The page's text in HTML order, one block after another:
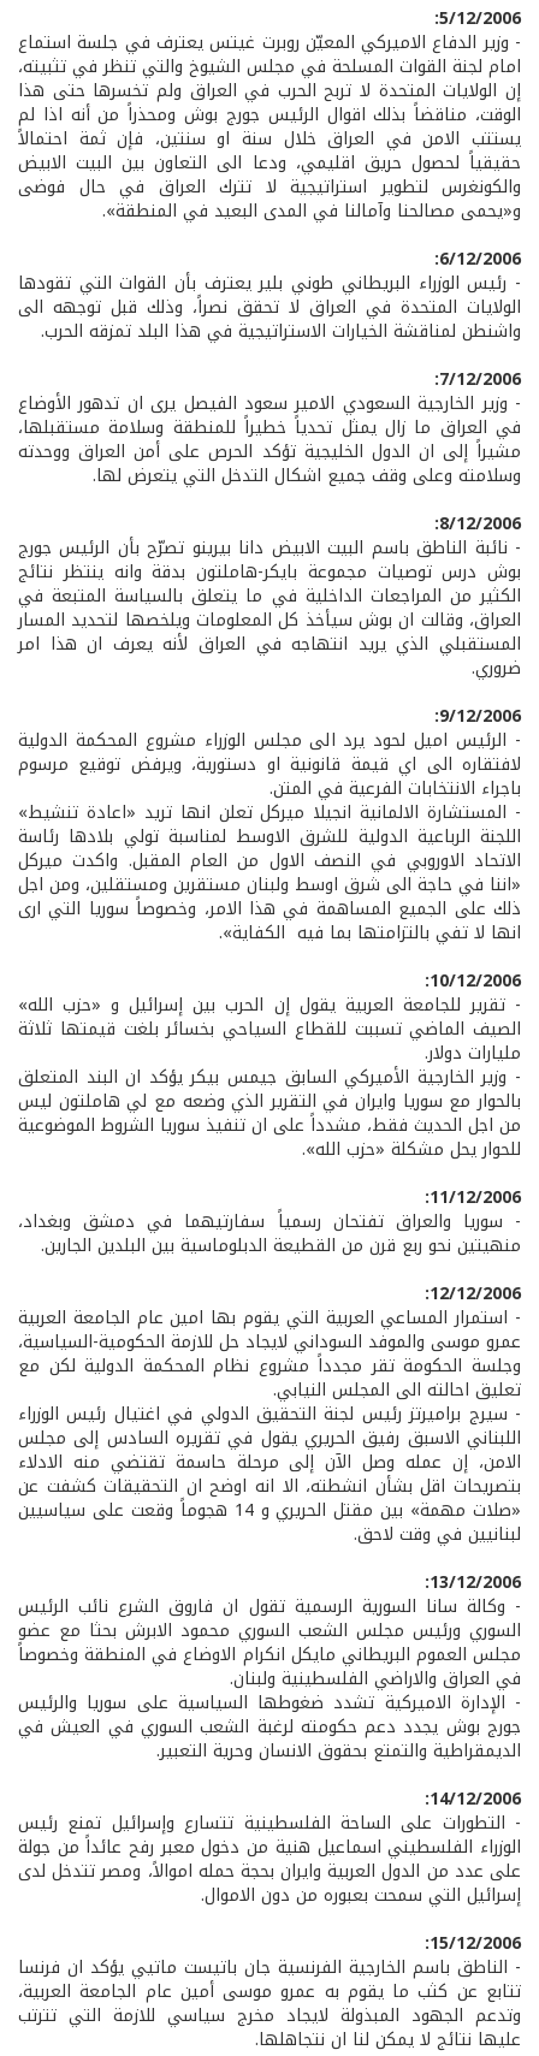
5/12/2006:
- وزير الدفاع الاميركي المعيّن روبرت غيتس يعترف في جلسة استماع
امام لجنة القوات المسلحة في مجلس الشيوخ والتي تنظر في تثبيته،
إن الولايات المتحدة لا تربح الحرب في العراق ولم تخسرها حتى هذا
الوقت، مناقضاً بذلك اقوال الرئيس جورج بوش ومحذراً من أنه اذا لم
يستتب الامن في العراق خلال سنة او سنتين، فإن ثمة احتمالاً
حقيقياً لحصول حريق اقليمي، ودعا الى التعاون بين البيت الابيض
والكونغرس لتطوير استراتيجية لا تترك العراق في حال فوضى
و«يحمى مصالحنا وآمالنا في المدى البعيد في المنطقة».
6/12/2006:
- رئيس الوزراء البريطاني طوني بلير يعترف بأن القوات التي تقودها
الولايات المتحدة في العراق لا تحقق نصراً، وذلك قبل توجهه الى
واشنطن لمناقشة الخيارات الاستراتيجية في هذا البلد تمزقه الحرب.
7/12/2006:
- وزير الخارجية السعودي الامير سعود الفيصل يرى ان تدهور الأوضاع
في العراق ما زال يمثل تحدياً خطيراً للمنطقة وسلامة مستقبلها،
مشيراً إلى ان الدول الخليجية تؤكد الحرص على أمن العراق ووحدته
وسلامته وعلى وقف جميع اشكال التدخل التي يتعرض لها.
8/12/2006:
- نائبة الناطق باسم البيت الابيض دانا بيرينو تصرّح بأن الرئيس جورج
بوش درس توصيات مجموعة بايكر-هاملتون بدقة وانه ينتظر نتائج
الكثير من المراجعات الداخلية في ما يتعلق بالسياسة المتبعة في
العراق، وقالت ان بوش سيأخذ كل المعلومات ويلخصها لتحديد المسار
المستقبلي الذي يريد انتهاجه في العراق لأنه يعرف ان هذا امر
ضروري.
9/12/2006:
- الرئيس اميل لحود يرد الى مجلس الوزراء مشروع المحكمة الدولية
لافتقاره الى اي قيمة قانونية او دستورية، ويرفض توقيع مرسوم
باجراء الانتخابات الفرعية في المتن.
- المستشارة الالمانية انجيلا ميركل تعلن انها تريد «اعادة تنشيط»
اللجنة الرباعية الدولية للشرق الاوسط لمناسبة تولي بلادها رئاسة
الاتحاد الاوروبي في النصف الاول من العام المقبل. واكدت ميركل
«اننا في حاجة الى شرق اوسط ولبنان مستقرين ومستقلين، ومن اجل
ذلك على الجميع المساهمة في هذا الامر، وخصوصاً سوريا التي ارى
انها لا تفي بالتزامتها بما فيه الكفاية».
10/12/2006:
- تقرير للجامعة العربية يقول إن الحرب بين إسرائيل و «حزب الله»
الصيف الماضي تسببت للقطاع السياحي بخسائر بلغت قيمتها ثلاثة
مليارات دولار.
- وزير الخارجية الأميركي السابق جيمس بيكر يؤكد ان البند المتعلق
بالحوار مع سوريا وايران في التقرير الذي وضعه مع لي هاملتون ليس
من اجل الحديث فقط، مشدداً على ان تنفيذ سوريا الشروط الموضوعية
للحوار يحل مشكلة «حزب الله».
11/12/2006:
- سوريا والعراق تفتحان رسمياً سفارتيهما في دمشق وبغداد،
منهيتين نحو ربع قرن من القطيعة الدبلوماسية بين البلدين الجارين.
12/12/2006:
- استمرار المساعي العربية التي يقوم بها امين عام الجامعة العربية
عمرو موسى والموفد السوداني لايجاد حل للازمة الحكومية-السياسية،
وجلسة الحكومة تقر مجدداً مشروع نظام المحكمة الدولية لكن مع
تعليق احالته الى المجلس النيابي.
- سيرج براميرتز رئيس لجنة التحقيق الدولي في اغتيال رئيس الوزراء
اللبناني الاسبق رفيق الحريري يقول في تقريره السادس إلى مجلس
الامن، إن عمله وصل الآن إلى مرحلة حاسمة تقتضي منه الادلاء
بتصريحات اقل بشأن انشطته، الا انه اوضح ان التحقيقات كشفت عن
«صلات مهمة» بين مقتل الحريري و 14 هجوماً وقعت على سياسيين
لبنانيين في وقت لاحق.
13/12/2006:
- وكالة سانا السورية الرسمية تقول ان فاروق الشرع نائب الرئيس
السوري ورئيس مجلس الشعب السوري محمود الابرش بحثا مع عضو
مجلس العموم البريطاني مايكل انكرام الاوضاع في المنطقة وخصوصاً
في العراق والاراضي الفلسطينية ولبنان.
- الإدارة الاميركية تشدد ضغوطها السياسية على سوريا والرئيس
جورج بوش يجدد دعم حكومته لرغبة الشعب السوري في العيش في
الديمقراطية والتمتع بحقوق الانسان وحرية التعبير.
14/12/2006:
- التطورات على الساحة الفلسطينية تتسارع وإسرائيل تمنع رئيس
الوزراء الفلسطيني اسماعيل هنية من دخول معبر رفح عائداً من جولة
على عدد من الدول العربية وايران بحجة حمله اموالاً، ومصر تتدخل لدى
إسرائيل التي سمحت بعبوره من دون الاموال.
15/12/2006:
- الناطق باسم الخارجية الفرنسية جان باتيست ماتيي يؤكد ان فرنسا
تتابع عن كثب ما يقوم به عمرو موسى أمين عام الجامعة العربية،
وتدعم الجهود المبذولة لايجاد مخرج سياسي للازمة التي تترتب
عليها نتائج لا يمكن لنا ان نتجاهلها.